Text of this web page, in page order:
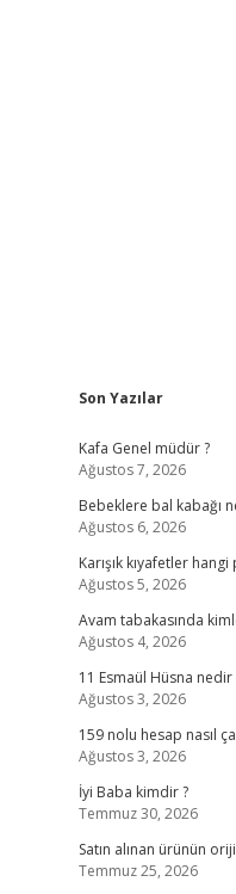
Sidebar
Son Yazılar
Kafa Genel müdür ?
Ağustos 7, 2026
Bebeklere bal kabağı
Ağustos 6, 2026
Karışık kıyafetler
Ağustos 5, 2026
Avam tabakasında
Ağustos 4, 2026
11 Esmaül Hüsna nedir
Ağustos 3, 2026
159 nolu hesap nasıl
Ağustos 3, 2026
İyi Baba kimdir ?
Temmuz 30, 2026
Satın alınan ürünün
Temmuz 25, 2026